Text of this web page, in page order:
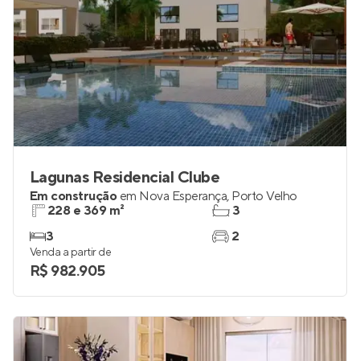
Lagunas Residencial Clube
Em construção em Nova Esperança, Porto Velho
228 e 369 m²
3
3
2
Venda a partir de
R$ 982.905